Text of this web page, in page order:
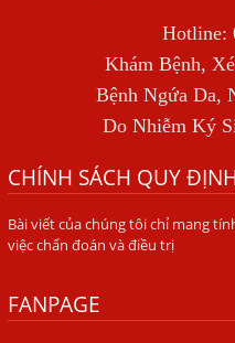
Đầu Hàng Vì Trị Nhiều
NHIỄM TRÙNG NÃO DO
NGUYÊN PHÁT
Trị Bệnh Hôi Miệng Do
Có Nên Quá Lo Lắng Khi
Đũa Chó Mèo?
Hotline:
Khám Bệnh,
Bệnh Ngứa Da,
Do Nhiễm Ký
CHÍNH SÁCH QUY
Bài viết của chúng tôi chỉ mang
việc chẩn đoán và điều trị
FANPAGE